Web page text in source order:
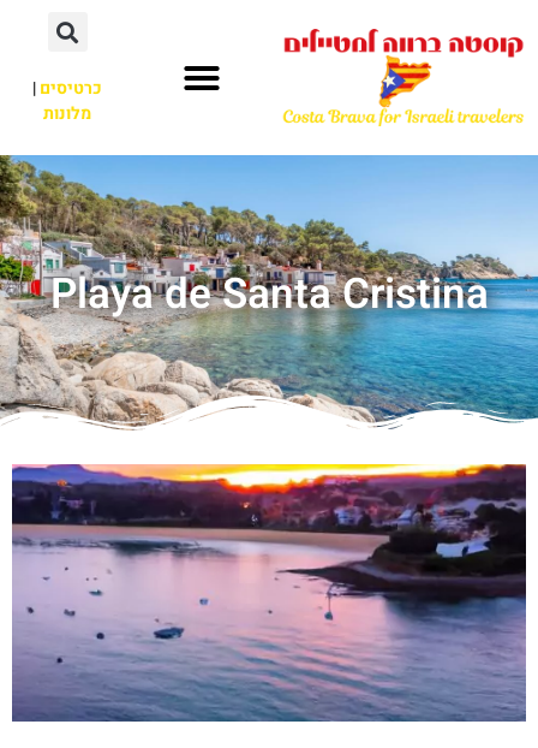
כרטיסים|
מלונות
Playa de Santa Cristina